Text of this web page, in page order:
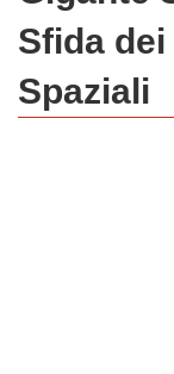
Sfida
Spaziali